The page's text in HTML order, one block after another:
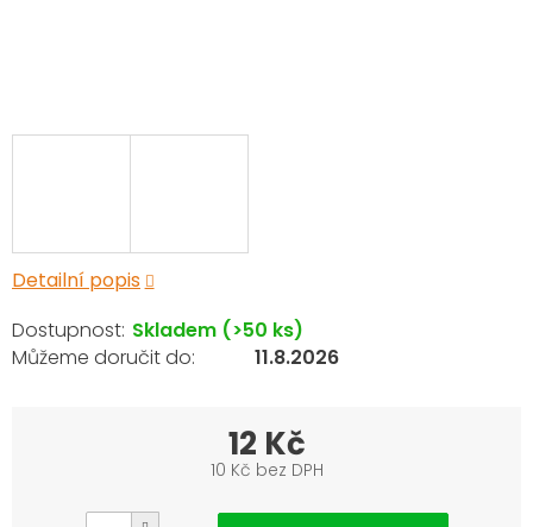
Detailní popis
Skladem (>50 ks)
11.8.2026
12 Kč
10 Kč bez DPH
cena: